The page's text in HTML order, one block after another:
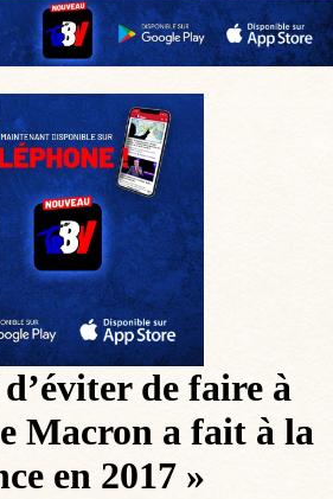
de faire à
Macron a fait à la
en 2017 »